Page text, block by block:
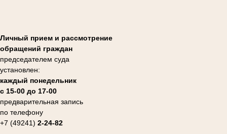
Личный прием и рассмотрение
обращений граждан
председателем суда
установлен:
каждый понедельник
с 15-00 до 17-00
предварительная запись
по телефону
+7 (49241) 2-24-82